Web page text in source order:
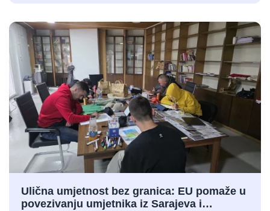
Ulična umjetnost bez granica: EU pomaže u
povezivanju umjetnika iz Sarajeva i…